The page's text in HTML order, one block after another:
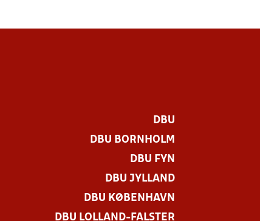
DBU
DBU BORNHOLM
DBU FYN
DBU JYLLAND
DBU KØBENHAVN
DBU LOLLAND-FALSTER